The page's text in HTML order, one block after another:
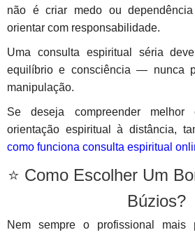
não é criar medo ou
orientar com responsabilidade.
Uma consulta espiritual séria
equilíbrio e consciência — nunca
manipulação.
Se deseja compreender melhor
orientação espiritual à distância,
como funciona consulta espiritual
⭐ Como Escolher Um
Búzios?
Nem sempre o profissional